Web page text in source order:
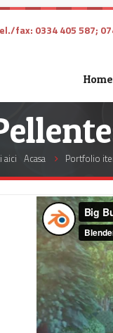
fax: 0334 405 587;
Home
aici Acasa Portfolio